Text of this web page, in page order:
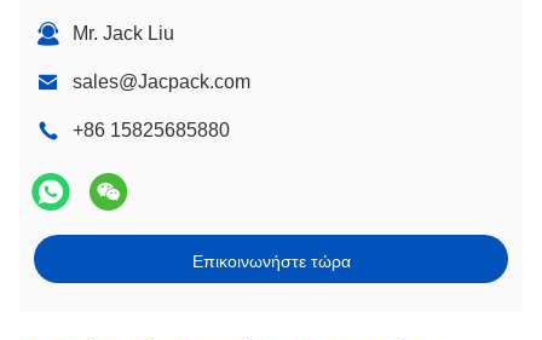
Mr. Jack Liu
sales@Jacpack.com
+86 15825685880
Επικοινωνήστε τώρα